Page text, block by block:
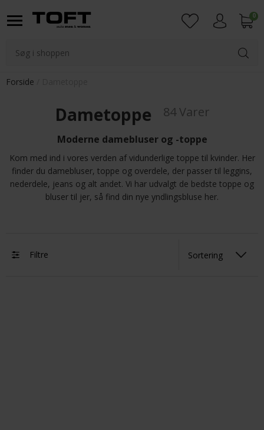
0
Forside
Dametoppe 84 Varer
Moderne damebluser og -toppe
Kom med ind i vores verden af vidunderlige toppe til kvinder. Her
finder du damebluser, toppe og overdele, der passer til leggins,
nederdele, jeans og alt andet. Vi har udvalgt de bedste toppe og
bluser til jer, så find din nye yndlingsbluse her.
Filtre